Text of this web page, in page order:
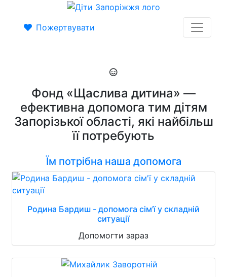
Пожертвувати
Фонд «Щаслива дитина» —
ефективна допомога тим дітям
Запорізької області, які найбільш
її потребують
Їм потрібна наша допомога
Родина Бардиш - допомога сім'ї у складній
ситуації
Допомогти зараз